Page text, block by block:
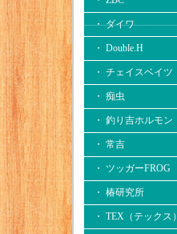
・ ダイワ
・ Double.H
・ チェイスベイツ
・ 痴虫
・ 釣り吉ホルモン
・ 常吉
・ ツッガーFROG
・ 椿研究所
・ TEX（テックス）